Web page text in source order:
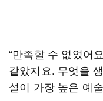
“만족할 수 없었어
같았지요. 무엇을
설이 가장 높은 예